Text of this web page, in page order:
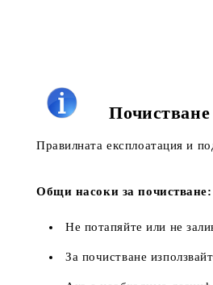
Почистване
Правилната експлоатация и
Общи насоки за почистване:
Не потапяйте или не
За почистване